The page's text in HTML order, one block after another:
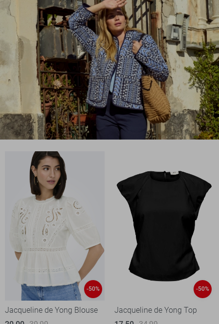
-50%
Jacqueline de Yong Blouse
-50%
Jacqueline de Yong Top